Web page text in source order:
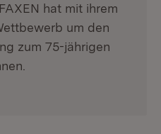
hat mit ihrem
um den
zum 75-jährigen